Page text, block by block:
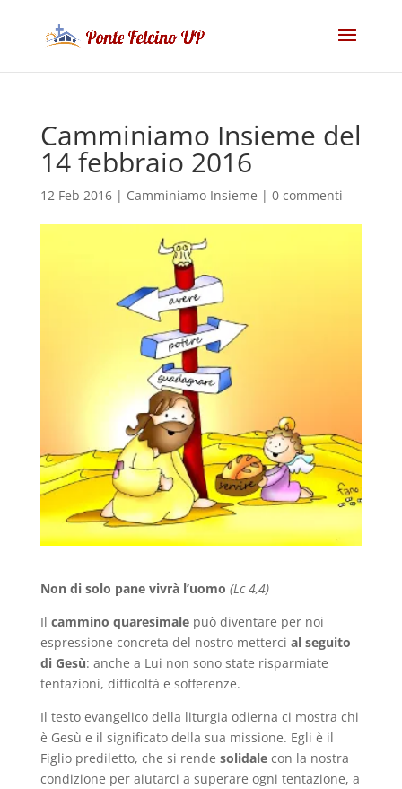
Camminiamo Insieme del
14 febbraio 2016
12 Feb 2016| Camminiamo Insieme | 0 commenti
Non di solo pane vivrà l’uomo (Lc 4,4)
Il cammino quaresimalepuò diventare per noi
espressione concreta del nostro metterci al seguito
di Gesù: anche a Lui non sono state risparmiate
tentazioni, difficoltà e sofferenze.
Il testo evangelico della liturgia odierna ci mostra chi
è Gesù e il significato della sua missione. Egli è il
Figlio prediletto, che si rende solidalecon la nostra
condizione per aiutarci a superare ogni tentazione, a